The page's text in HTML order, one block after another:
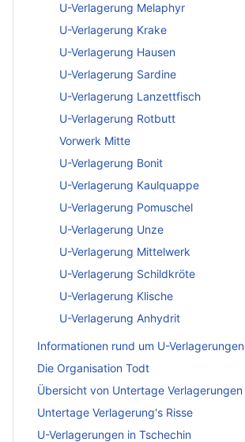
U-Verlagerung Melaphyr
U-Verlagerung Krake
U-Verlagerung Hausen
U-Verlagerung Sardine
U-Verlagerung Lanzettfisch
U-Verlagerung Rotbutt
Vorwerk Mitte
U-Verlagerung Bonit
U-Verlagerung Kaulquappe
U-Verlagerung Pomuschel
U-Verlagerung Unze
U-Verlagerung Mittelwerk
U-Verlagerung Schildkröte
U-Verlagerung Klische
U-Verlagerung Anhydrit
Informationen rund um U-Verlagerungen
Die Organisation Todt
Übersicht von Untertage Verlagerungen
Untertage Verlagerung's Risse
U-Verlagerungen in Tschechin